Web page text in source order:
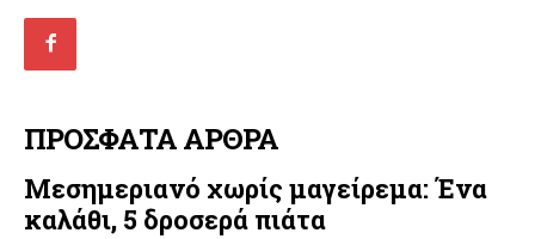
ΠΡΟΣΦΑΤΑ ΑΡΘΡΑ
Μεσημεριανό χωρίς μαγείρεμα: Ένα
καλάθι, 5 δροσερά πιάτα